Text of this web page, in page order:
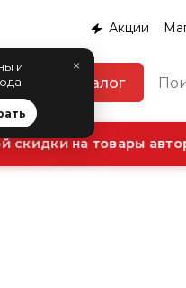
×
и
Акции
Каталог
на товары